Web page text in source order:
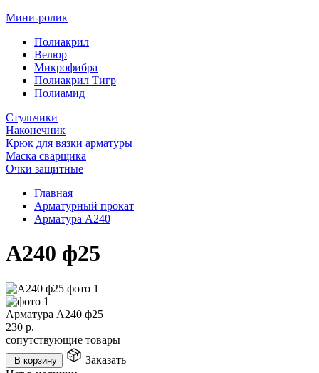
Мини-ролик
Полиакрил
Велюр
Микрофибра
Полиакрил Тигр
Полиамид
Стульчики
Наконечник
Крюк для вязки арматуры
Маска сварщика
Очки защитные
Главная
Арматурный прокат
Арматура А240
А240 ф25
Арматура А240 ф25
230 р.
сопутствующие товары
В корзину
Заказать